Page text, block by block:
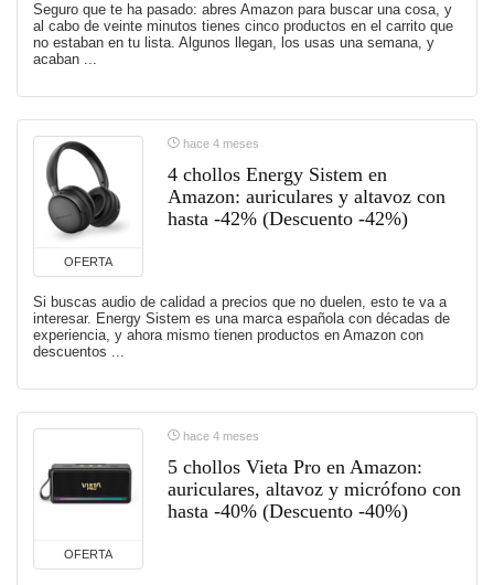
Seguro que te ha pasado: abres Amazon para buscar una cosa, y
al cabo de veinte minutos tienes cinco productos en el carrito que
no estaban en tu lista. Algunos llegan, los usas una semana, y
acaban ...
OFERTA
hace 4 meses
4 chollos Energy Sistem en
Amazon: auriculares y altavoz con
hasta -42% (Descuento -42%)
Si buscas audio de calidad a precios que no duelen, esto te va a
interesar. Energy Sistem es una marca española con décadas de
experiencia, y ahora mismo tienen productos en Amazon con
descuentos ...
OFERTA
hace 4 meses
5 chollos Vieta Pro en Amazon:
auriculares, altavoz y micrófono con
hasta -40% (Descuento -40%)